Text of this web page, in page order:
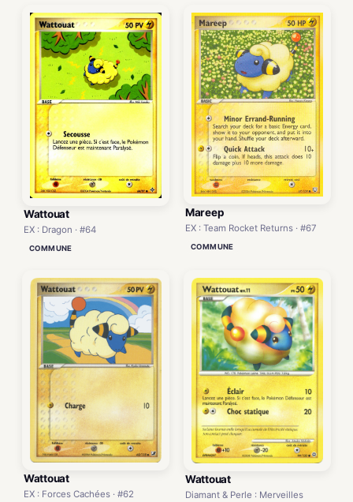
Wattouat
EX : Dragon · #64
COMMUNE
Mareep
EX : Team Rocket Returns · #67
COMMUNE
Wattouat
EX : Forces Cachées · #62
Wattouat
Diamant & Perle : Merveilles